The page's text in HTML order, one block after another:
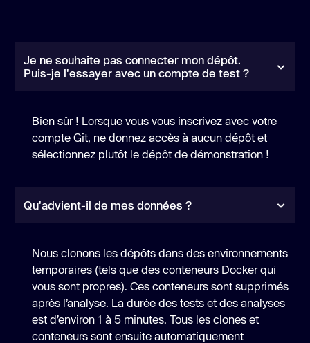
Je ne souhaite pas connecter mon dépôt.
Puis-je l'essayer avec un compte de test ?
Bien sûr ! Lorsque vous vous inscrivez avec votre
compte Git, ne donnez accès à aucun dépôt et
sélectionnez plutôt le dépôt de démonstration !
Qu'advient-il de mes données ?
Nous clonons les dépôts dans des environnements
temporaires (tels que des conteneurs Docker qui
vous sont propres). Ces conteneurs sont supprimés
après l’analyse. La durée des tests et des analyses
est d’environ 1 à 5 minutes. Tous les clones et
conteneurs sont ensuite automatiquement